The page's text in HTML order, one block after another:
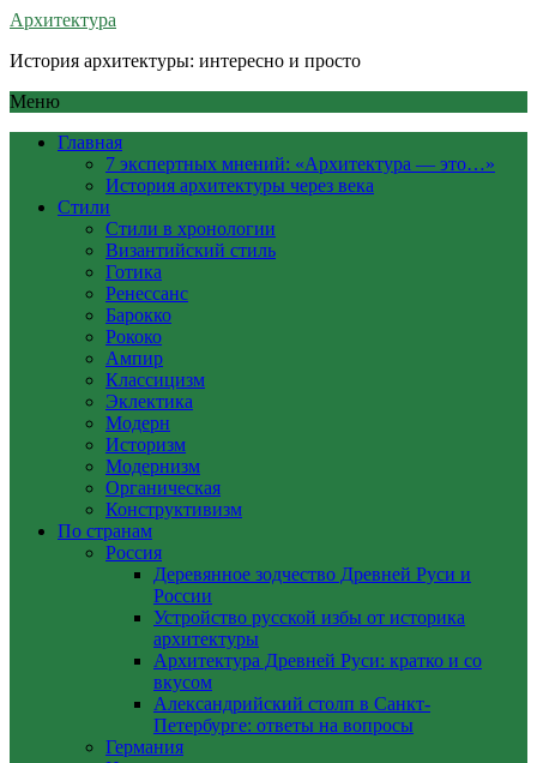
Архитектура
История архитектуры: интересно и просто
Меню
Главная
7 экспертных мнений: «Архитектура — это…»
История архитектуры через века
Стили
Стили в хронологии
Византийский стиль
Готика
Ренессанс
Барокко
Рококо
Ампир
Классицизм
Эклектика
Модерн
Историзм
Модернизм
Органическая
Конструктивизм
По странам
Россия
Деревянное зодчество Древней Руси и
России
Устройство русской избы от историка
архитектуры
Архитектура Древней Руси: кратко и со
вкусом
Александрийский столп в Санкт-
Петербурге: ответы на вопросы
Германия